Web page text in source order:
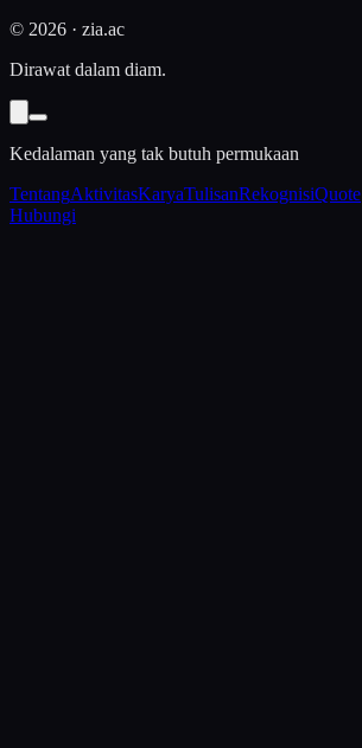
© 2026 · zia.ac
Dirawat dalam diam.
Kedalaman yang tak butuh permukaan
TentangAktivitasKaryaTulisanRekognisiQuote
Hubungi